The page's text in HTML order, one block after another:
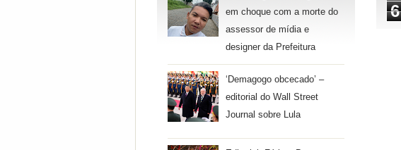
em choque com a morte do
assessor de mídia e
designer da Prefeitura
‘Demagogo obcecado’ –
editorial do Wall Street
Journal sobre Lula
6